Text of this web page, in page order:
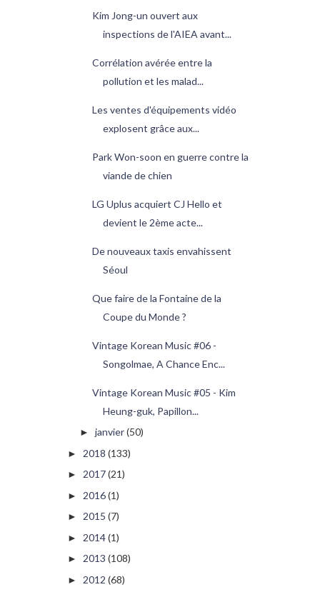
Kim Jong-un ouvert aux
inspections de l'AIEA avant...
Corrélation avérée entre la
pollution et les malad...
Les ventes d'équipements vidéo
explosent grâce aux...
Park Won-soon en guerre contre la
viande de chien
LG Uplus acquiert CJ Hello et
devient le 2ème acte...
De nouveaux taxis envahissent
Séoul
Que faire de la Fontaine de la
Coupe du Monde ?
Vintage Korean Music #06 -
Songolmae, A Chance Enc...
Vintage Korean Music #05 - Kim
Heung-guk, Papillon...
► janvier(50)
► 2018 (133)
► 2017(21)
► 2016(1)
► 2015 (7)
► 2014(1)
► 2013 (108)
► 2012 (68)